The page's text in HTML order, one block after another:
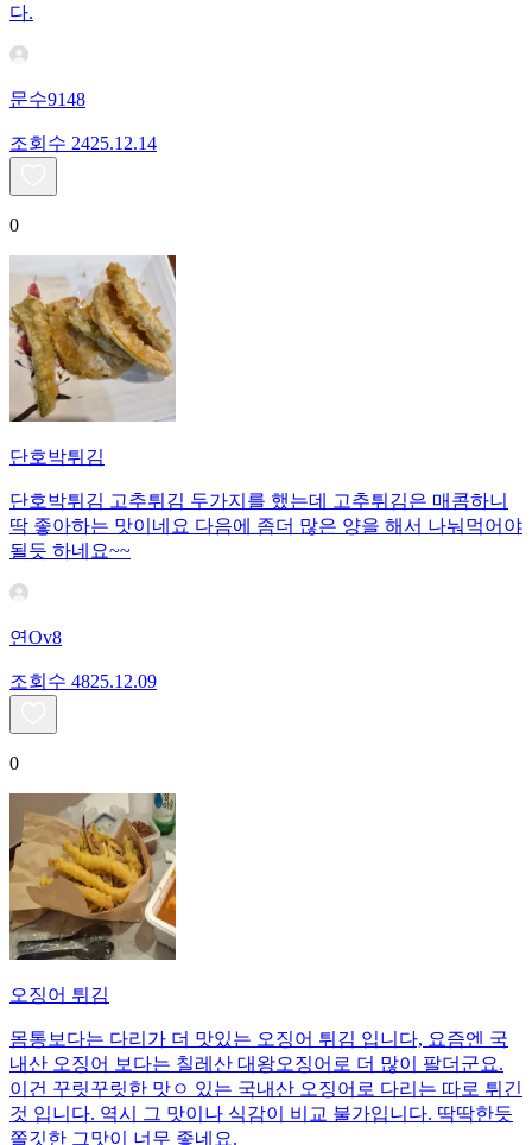
다.
문수9148
조회수 2425.12.14
0
단호박튀김
단호박튀김 고추튀김 두가지를 했는데 고추튀김은 매콤하니
딱 좋아하는 맛이네요 다음에 좀더 많은 양을 해서 나눠먹어야
될듯 하네요~~
연Ov8
조회수 4825.12.09
0
오징어 튀김
몸통보다는 다리가 더 맛있는 오징어 튀김 입니다, 요즘엔 국
내산 오징어 보다는 칠레산 대왕오징어로 더 많이 팔더군요.
이건 꾸릿꾸릿한 맛ㅇ 있는 국내산 오징어로 다리는 따로 튀긴
것 입니다. 역시 그 맛이나 식감이 비교 불가입니다. 딱딱한듯
쫄깃한 그맛이 너무 좋네요.